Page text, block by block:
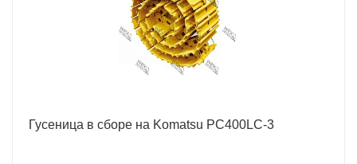
Гусеница в сборе на Komatsu РС400LC-3